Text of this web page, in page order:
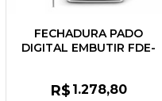
FECHADURA PADO
DIGITAL EMBUTIR FDE-
R$ 1.278,80